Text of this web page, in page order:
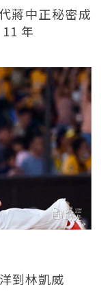
蔣中正秘密成
年
到林凱威